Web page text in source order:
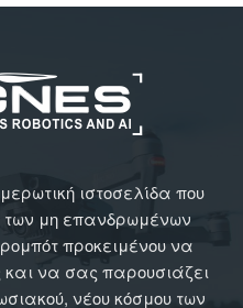
ιστοσελίδα που
μη επανδρωμένων
προκειμένου να
και να σας παρουσιάζει
νέου κόσμου των